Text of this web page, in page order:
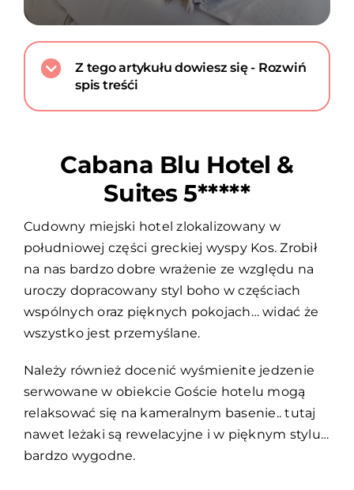
Z tego artykułu dowiesz się - Rozwiń
spis treśći
Cabana Blu Hotel &
Suites 5*****
Cudowny miejski hotel zlokalizowany w
południowej części greckiej wyspy Kos. Zrobił
na nas bardzo dobre wrażenie ze względu na
uroczy dopracowany styl boho w częściach
wspólnych oraz pięknych pokojach… widać że
wszystko jest przemyślane.
Należy również docenić wyśmienite jedzenie
serwowane w obiekcie Goście hotelu mogą
relaksować się na kameralnym basenie.. tutaj
nawet leżaki są rewelacyjne i w pięknym stylu…
bardzo wygodne.